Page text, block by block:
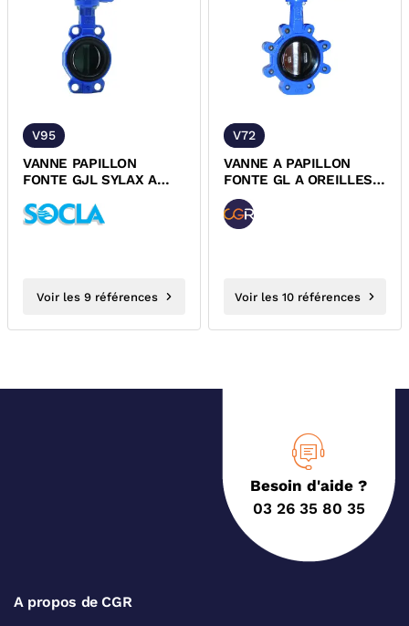
V95
VANNE PAPILLON
FONTE GJL SYLAX A
Voir les 9 références
V72
VANNE A PAPILLON
FONTE GL A OREILLES
TARAUDEES ET
POIGNEE...
Voir les 10 références
Besoin d'aide ?
03 26 35 80 35
A propos de CGR